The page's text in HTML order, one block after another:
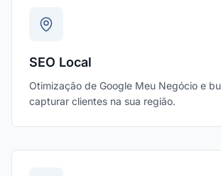
SEO Local
Otimização de Google Meu Negócio e
capturar clientes na sua região.